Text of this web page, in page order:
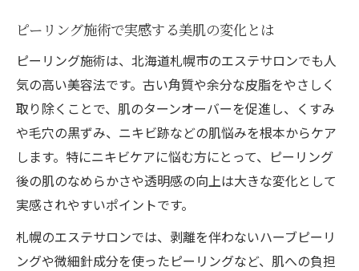
ピーリング施術で実感する美肌の変化とは
ピーリング施術は、北海道札幌市のエステサロンでも人
気の高い美容法です。古い角質や余分な皮脂をやさしく
取り除くことで、肌のターンオーバーを促進し、くすみ
や毛穴の黒ずみ、ニキビ跡などの肌悩みを根本からケア
します。特にニキビケアに悩む方にとって、ピーリング
後の肌のなめらかさや透明感の向上は大きな変化として
実感されやすいポイントです。
札幌のエステサロンでは、剥離を伴わないハーブピーリ
ングや微細針成分を使ったピーリングなど、肌への負担